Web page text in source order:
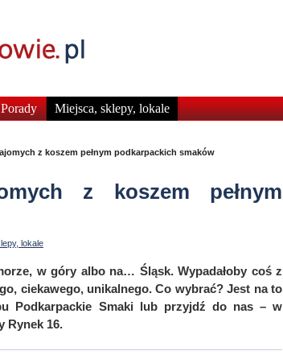
Porady Miejsca, sklepy, lokale
z koszem pełnym podkarpackich smaków
z koszem pełnym
lokale
w góry albo na… Śląsk. Wypadałoby coś z
ciekawego, unikalnego. Co wybrać? Jest na to
Podkarpackie Smaki lub przyjdź do nas – w
Rynek 16.